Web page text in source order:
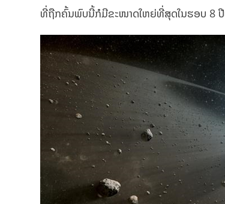
ທີ່ຖືກຄົ້ນພົບນີ້ກໍມີຂະໜາດໃຫຍ່ທີ່ສຸດໃນຮອບ 8 ປີ